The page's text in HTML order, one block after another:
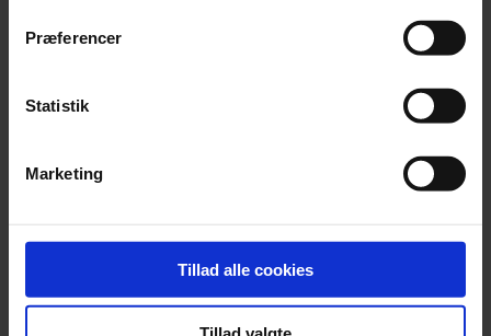
Præferencer
Statistik
Marketing
Tillad alle cookies
Vi rådgiver også din branche
Måske fandt du ikke din virksomheds branche blandt
tilbyder revision og rådgivning i hele landet for en lang
du kan finde en rådgiver nær dig. Læs også om
mulighederne på vores side med services. Find desuden
cases.